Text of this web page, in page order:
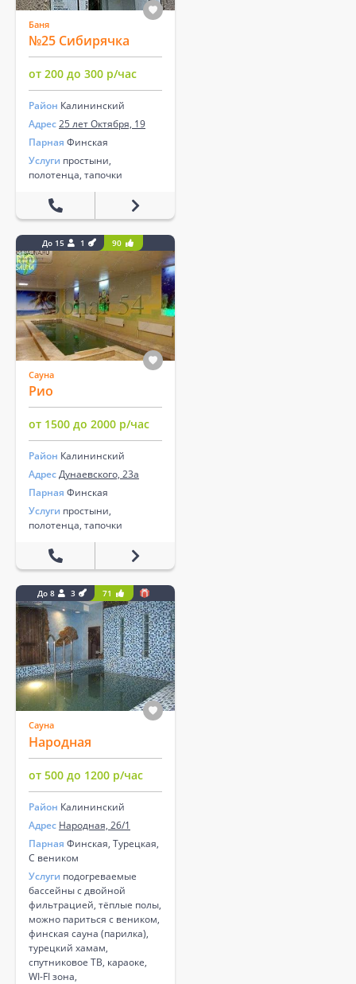
Баня
№25 Сибирячка
от 200 до 300 р/час
Район Калининский
Адрес25 лет Октября, 19
Парная Финская
Услуги простыни,
полотенца, тапочки
До 15 1 90
Сауна
Рио
от 1500 до 2000 р/час
Район Калининский
АдресДунаевского, 23а
Парная Финская
Услуги простыни,
полотенца, тапочки
До 8 3 71
Сауна
Народная
от 500 до 1200 р/час
Район Калининский
Адрес Народная, 26/1
Парная Финская, Турецкая,
С веником
Услуги подогреваемые
бассейны с двойной
фильтрацией, тёплые полы,
можно париться с веником,
финская сауна (парилка),
турецкий хамам,
спутниковое ТВ, караоке,
WI-FI зона,